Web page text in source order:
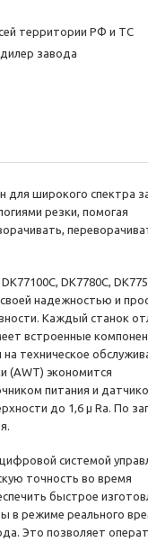
территории РФ и ТС
завода
для широкого спектра
резки, помогая
DK7780C,
надежностью и
Каждый станок
встроенные
техническое
(AWT) экономится
питания и
до 1,6 µ Ra. По
системой
точность во время
быстрое
в режиме реального
Это позволяет